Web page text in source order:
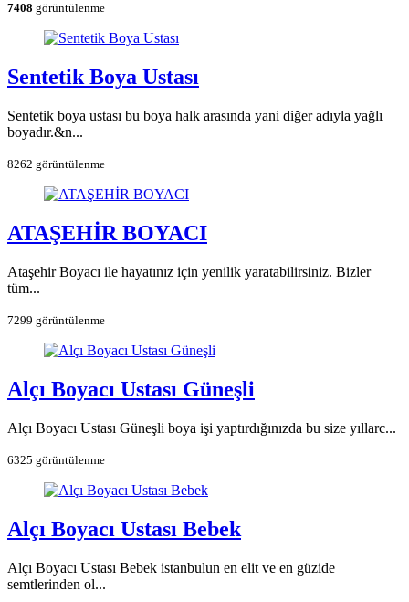
7408 görüntülenme
Sentetik Boya Ustası
Sentetik boya ustası bu boya halk arasında yani diğer adıyla yağlı
boyadır.&n...
8262 görüntülenme
ATAŞEHİR BOYACI
Ataşehir Boyacı ile hayatınız için yenilik yaratabilirsiniz. Bizler
tüm...
7299 görüntülenme
Alçı Boyacı Ustası Güneşli
Alçı Boyacı Ustası Güneşli boya işi yaptırdığınızda bu size yıllarc...
6325 görüntülenme
Alçı Boyacı Ustası Bebek
Alçı Boyacı Ustası Bebek istanbulun en elit ve en güzide
semtlerinden ol...